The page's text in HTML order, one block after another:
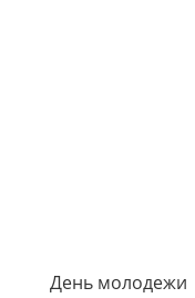
День молодежи